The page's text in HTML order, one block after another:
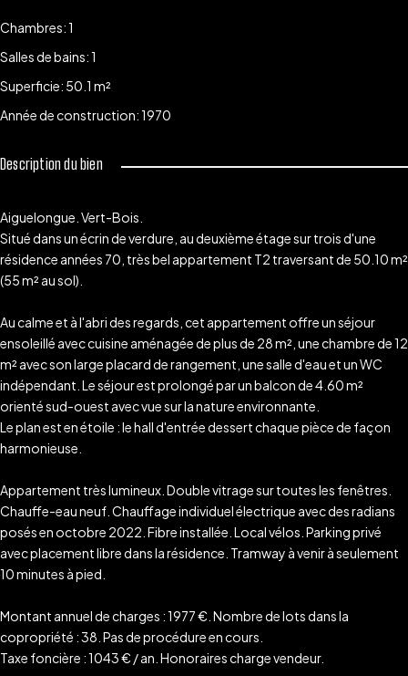
Chambres:1
Salles de bains:1
Superficie: 50.1 m²
Année de construction:1970
Description du bien
Aiguelongue. Vert-Bois.
Situé dans un écrin de verdure, au deuxième étage sur trois d'une
résidence années 70, très bel appartement T2 traversant de 50.10 m²
(55 m² au sol).
Au calme et à l'abri des regards, cet appartement offre un séjour
ensoleillé avec cuisine aménagée de plus de 28 m², une chambre de 12
m² avec son large placard de rangement, une salle d'eau et un WC
indépendant. Le séjour est prolongé par un balcon de 4.60 m²
orienté sud-ouest avec vue sur la nature environnante.
Le plan est en étoile : le hall d'entrée dessert chaque pièce de façon
harmonieuse.
Appartement très lumineux. Double vitrage sur toutes les fenêtres.
Chauffe-eau neuf. Chauffage individuel électrique avec des radians
posés en octobre 2022. Fibre installée. Local vélos. Parking privé
avec placement libre dans la résidence. Tramway à venir à seulement
10 minutes à pied.
Montant annuel de charges : 1977 €. Nombre de lots dans la
copropriété : 38. Pas de procédure en cours.
Taxe foncière : 1043 € / an. Honoraires charge vendeur.